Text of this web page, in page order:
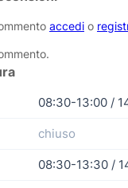
accedi o
08:30-13:00 /
chiuso
08:30-13:30 /